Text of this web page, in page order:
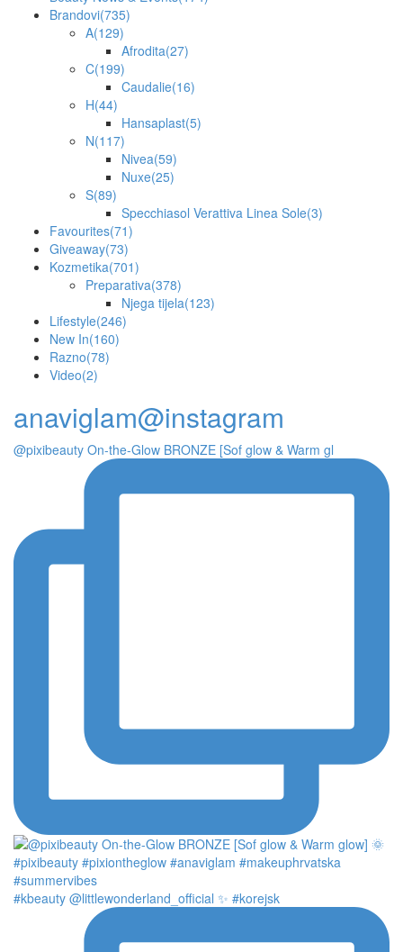
Brandovi(735)
A(129)
Afrodita(27)
C(199)
Caudalie(16)
H(44)
Hansaplast(5)
N(117)
Nivea(59)
Nuxe(25)
S(89)
Specchiasol Verattiva Linea Sole(3)
Favourites(71)
Giveaway(73)
Kozmetika(701)
Preparativa(378)
Njega tijela(123)
Lifestyle(246)
New In(160)
Razno(78)
Video(2)
anaviglam@instagram
@pixibeauty On-the-Glow BRONZE [Sof glow & Warm gl
#kbeauty @littlewonderland_official ✨ #korejsk